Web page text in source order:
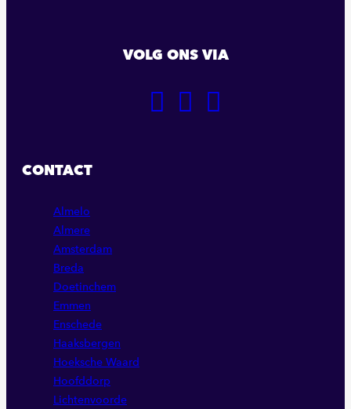
VOLG ONS VIA
CONTACT
Almelo
Almere
Amsterdam
Breda
Doetinchem
Emmen
Enschede
Haaksbergen
Hoeksche Waard
Hoofddorp
Lichtenvoorde